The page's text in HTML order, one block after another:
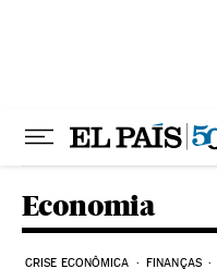
Economia
CRISE ECONÔMICA FINANÇAS